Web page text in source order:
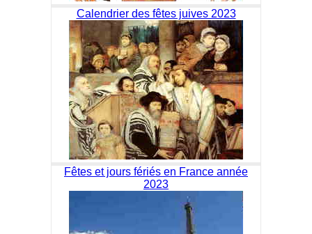
Calendrier des fêtes juives 2023
Fêtes et jours fériés en France année
2023